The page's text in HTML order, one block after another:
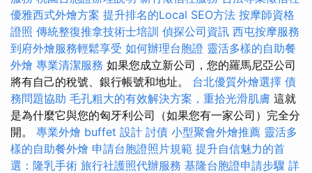
優雅西式外燴方案 提升排名的Local SEO方法 按摩師資格
證照 傳統整復推拿技術士培訓 偵探公司資訊 西屯按摩服務
到府外燴服務輕鬆享受 如何辦理台胞證 靈活多樣的自助餐
外燴 專業清潔服務 如果您成立新公司，您的羅馬尼亞公司
將有自己的稅號、銀行帳號和地址。 台北優質外燴選擇 債
務問題協助 毛孔粗大的有效解決方案，重拾光滑肌膚 這就
是為什麼它與您的匈牙利公司（如果您有一家公司）完全分
開。 專業外燴 buffet 設計 討債 小型聚會外燴推薦 靈活多
樣的自助餐外燴 申請台胞證照片規範 提升自信魅力的首
選：隆乳手術 旅行社護照代辦服務 基隆台胞證申請步驟 詳